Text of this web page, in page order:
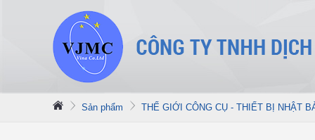
Sản phẩm THẾ GIỚI CÔNG CỤ - THIẾT BỊ NHẬT